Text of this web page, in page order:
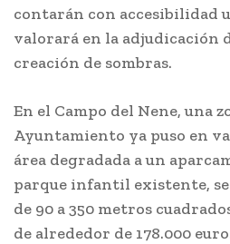
contarán con accesibilidad
valorará en la adjudicación
creación de sombras.
En el Campo del Nene, una
Ayuntamiento ya puso en
área degradada a un
parque infantil existente,
de 90 a 350 metros
de alrededor de 178.000